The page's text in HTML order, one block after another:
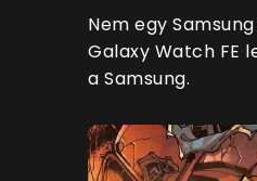
Nem egy
Galaxy Watch FE
a Samsung.